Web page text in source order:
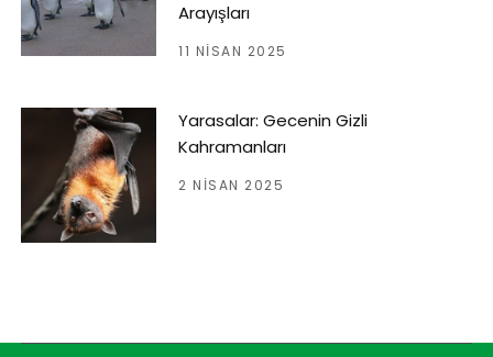
Arayışları
11 NISAN 2025
Yarasalar: Gecenin Gizli
Kahramanları
2 NISAN 2025